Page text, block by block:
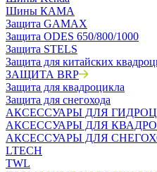
Шины КАМА
Защита GAMAX
Защита ODES 650/800/1000
Защита STELS
Защита для китайских
ЗАЩИТА BRP
Защита для квадроцикла
Защита для снегохода
АКСЕССУАРЫ ДЛЯ
АКСЕССУАРЫ ДЛЯ
АКСЕССУАРЫ ДЛЯ
LTECH
TWL